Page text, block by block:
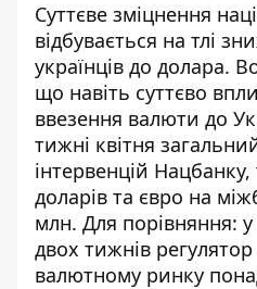
Суттєве зміцнення
відбувається на тлі
українців до долара.
що навіть суттєво
ввезення валюти до
тижні квітня
інтервенцій
доларів та євро на
млн. Для порівняння:
двох тижнів
валютному ринку